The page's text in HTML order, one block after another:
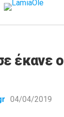
έκανε ο
04/04/2019